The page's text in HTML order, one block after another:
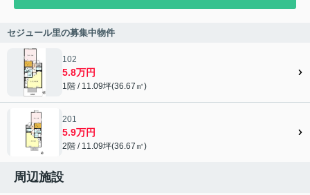
セジュール里の募集中物件
102
5.8万円
1階 / 11.09坪(36.67㎡)
201
5.9万円
2階 / 11.09坪(36.67㎡)
周辺施設